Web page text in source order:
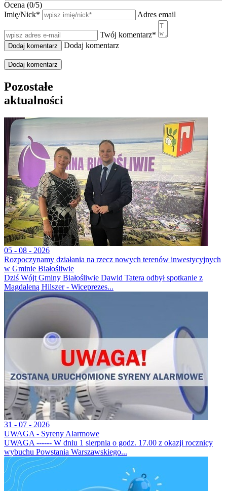
Ocena (0/5)
Imię/Nick* Adres email
Twój komentarz*
Dodaj komentarz
Dodaj komentarz
Pozostałe
aktualności
05 - 08 - 2026
Rozpoczynamy działania na rzecz nowych terenów inwestycyjnych
w Gminie Białośliwie
Dziś Wójt Gminy Białośliwie Dawid Tatera odbył spotkanie z
Magdaleną Hilszer - Wiceprezes...
31 - 07 - 2026
UWAGA - Syreny Alarmowe
UWAGA ------ W dniu 1 sierpnia o godz. 17.00 z okazji rocznicy
wybuchu Powstania Warszawskiego...